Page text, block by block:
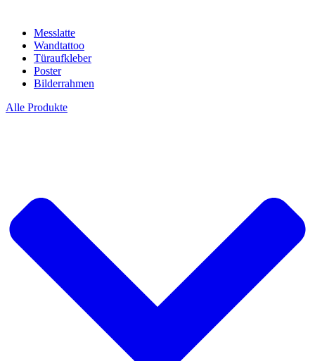
Messlatte
Wandtattoo
Türaufkleber
Poster
Bilderrahmen
Alle Produkte